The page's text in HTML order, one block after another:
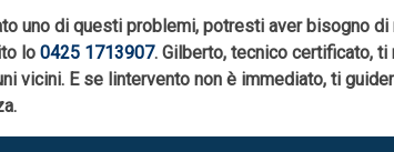
uno di questi problemi, potresti aver bisogno
lo 0425 1713907. Gilberto, tecnico certificato,
vicini. E se lintervento non è immediato, ti